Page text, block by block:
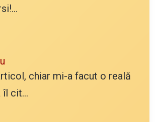
chiar mi-a facut o reală
îl cit...